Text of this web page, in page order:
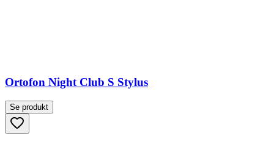
Ortofon Night Club S Stylus
Se produkt